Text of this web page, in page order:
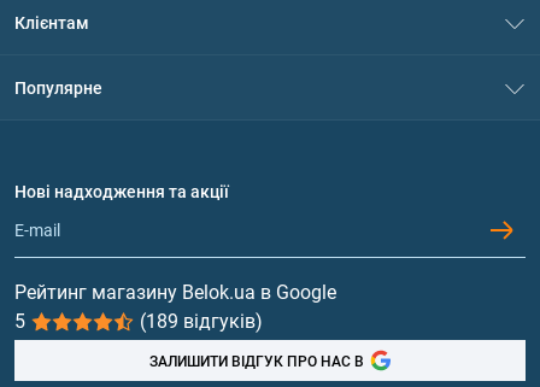
Політика конфіденційності
Обмін та повернення
Клієнтам
Популярне
Протеїн
Гейнери
Вітаміни та мінерали
Риб'ячий жир, жирні кислоти
Нові надходження та акції
Рейтинг магазину Belok.ua в Google
5
(189 відгуків)
ЗАЛИШИТИ ВІДГУК ПРО НАС В